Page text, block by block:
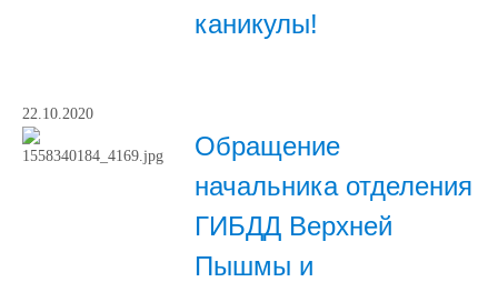
каникулы!
22.10.2020
Обращение
начальника отделения
ГИБДД Верхней
Пышмы и